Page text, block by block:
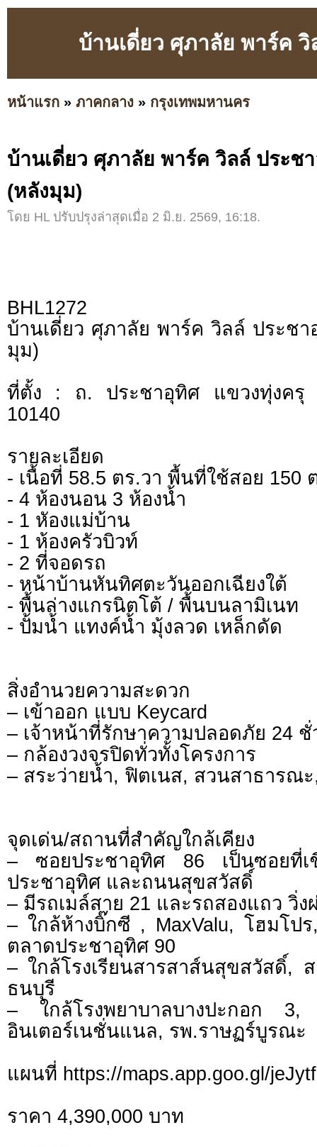
บ้านเดี่ยว ศุภาลัย พาร์ค
หน้าแรก » ภาคกลาง » กรุงเทพมหานคร
บ้านเดี่ยว ศุภาลัย พาร์ค วิลล์ ประช
(หลังมุม)
โดย HL ปรับปรุงล่าสุดเมื่อ 2 มิ.ย. 2569, 16:18.
BHL1272
บ้านเดี่ยว ศุภาลัย พาร์ค วิลล์ ประช
มุม)
ที่ตั้ง : ถ. ประชาอุทิศ แขวงทุ่งครุ
10140
รายละเอียด
- เนื้อที่ 58.5 ตร.วา พื้นที่ใช้สอย 150
- 4 ห้องนอน 3 ห้องน้ำ
- 1 หัองแม่บ้าน
- 1 ห้องครัวบิวท์
- 2 ที่จอดรถ
- หน้าบ้านหันทิศตะวันออกเฉียงใต้
- พื้นล่างแกรนิตโต้ / พื้นบนลามิเนท
- ปั้มน้ำ แทงค์น้ำ มุ้งลวด เหล็กดัด
สิ่งอำนวยความสะดวก
– เข้าออก แบบ Keycard
– เจ้าหน้าที่รักษาความปลอดภัย 24 ชั่
– กล้องวงจรปิดทั่วทั้งโครงการ
– สระว่ายน้ำ, ฟิตเนส, สวนสาธารณะ
จุดเด่น/สถานที่สำคัญใกล้เคียง
– ซอยประชาอุทิศ 86 เป็นซอยที่เ
ประชาอุทิศ และถนนสุขสวัสดิ์
– มีรถเมล์สาย 21 และรถสองแถว วิ่
– ใกล้ห้างบิ๊กซี , MaxValu, โฮมโป
ตลาดประชาอุทิศ 90
– ใกล้โรงเรียนสารสาส์นสุขสวัสดิ์,
ธนบุรี
– ใกล้โรงพยาบาลบางปะกอก
อินเตอร์เนชั่นแนล, รพ.ราษฏร์บูรณะ
แผนที่ https://maps.app.goo.gl/
ราคา 4,390,000 บาท